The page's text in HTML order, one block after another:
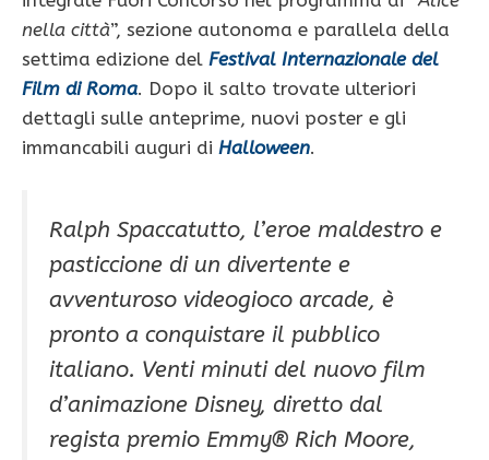
nella città”, sezione autonoma e parallela della
settima edizione del Festival Internazionale del
Film di Roma. Dopo il salto trovate ulteriori
dettagli sulle anteprime, nuovi poster e gli
immancabili auguri di Halloween.
Ralph Spaccatutto, l’eroe maldestro e
pasticcione di un divertente e
avventuroso videogioco arcade, è
pronto a conquistare il pubblico
italiano. Venti minuti del nuovo film
d’animazione Disney, diretto dal
regista premio Emmy® Rich Moore,